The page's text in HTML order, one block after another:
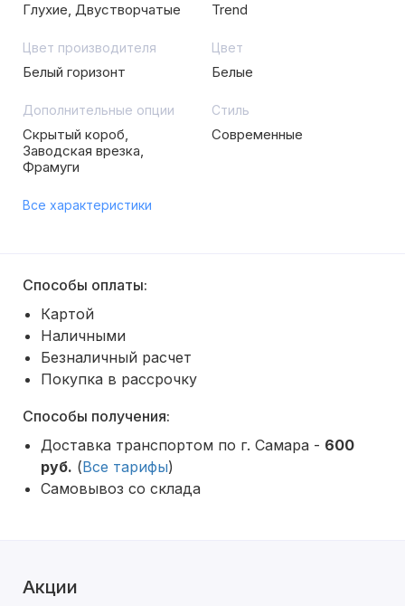
Глухие, Двустворчатые Trend
Цвет производителя
Белый горизонт
Цвет
Белые
Дополнительные опции
Скрытый короб,
Заводская врезка,
Фрамуги
Стиль
Современные
Все характеристики
Способы оплаты:
Картой
Наличными
Безналичный расчет
Покупка в рассрочку
Способы получения:
Доставка транспортом по г. Самара - 600
руб. (Все тарифы)
Самовывоз со склада
Акции